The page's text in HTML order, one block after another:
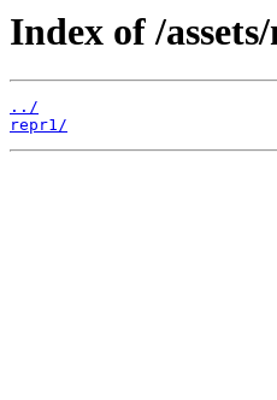
Index of /
../
repr1/